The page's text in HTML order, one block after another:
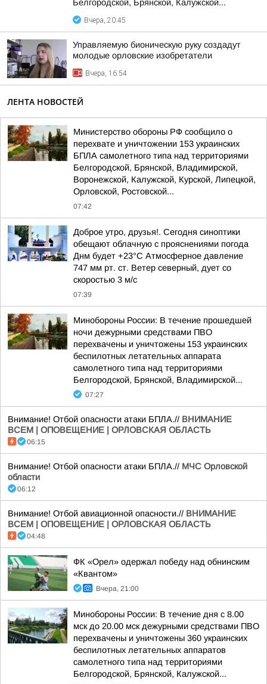
Белгородской, Брянской, Калужской...
Вчера, 20:45
Управляемую бионическую руку создадут
молодые орловские изобретатели
Вчера, 16:54
ЛЕНТА НОВОСТЕЙ
Министерство обороны РФ сообщило о
перехвате и уничтожении 153 украинских
БПЛА самолетного типа над территориями
Белгородской, Брянской, Владимирской,
Воронежской, Калужской, Курской, Липецкой,
Орловской, Ростовской...
07:42
Доброе утро, друзья!. Сегодня синоптики
обещают облачную с прояснениями погода
Днм будет +23°С Атмосферное давление
747 мм рт. ст. Ветер северный, дует со
скоростью 3 м/с
07:39
Минобороны России: В течение прошедшей
ночи дежурными средствами ПВО
перехвачены и уничтожены 153 украинских
беспилотных летательных аппарата
самолетного типа над территориями
Белгородской, Брянской, Владимирской...
07:27
Внимание! Отбой опасности атаки БПЛА.// ВНИМАНИЕ
ВСЕМ | ОПОВЕЩЕНИЕ | ОРЛОВСКАЯ ОБЛАСТЬ
06:15
Внимание! Отбой опасности атаки БПЛА.// МЧС Орловской
области
06:12
Внимание! Отбой авиационной опасности.// ВНИМАНИЕ
ВСЕМ | ОПОВЕЩЕНИЕ | ОРЛОВСКАЯ ОБЛАСТЬ
04:48
ФК «Орел» одержал победу над обнинским
«Квантом»
Вчера, 21:00
Минобороны России: В течение дня с 8.00
мск до 20.00 мск дежурными средствами ПВО
перехвачены и уничтожены 360 украинских
беспилотных летательных аппаратов
самолетного типа над территориями
Белгородской, Брянской, Калужской...